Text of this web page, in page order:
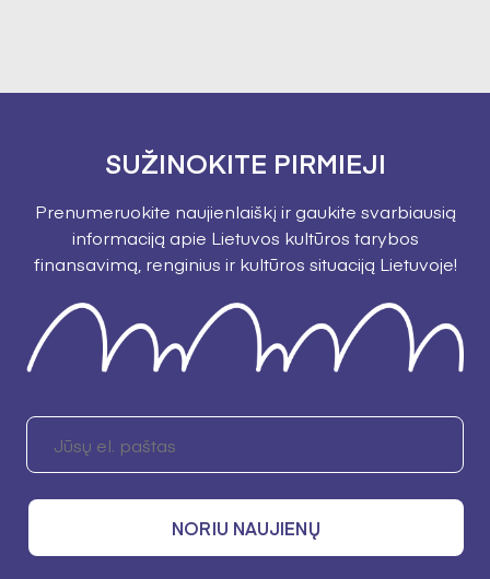
SUŽINOKITE PIRMIEJI
Prenumeruokite naujienlaiškį ir gaukite svarbiausią
informaciją apie Lietuvos kultūros tarybos
finansavimą, renginius ir kultūros situaciją Lietuvoje!
NORIU NAUJIENŲ